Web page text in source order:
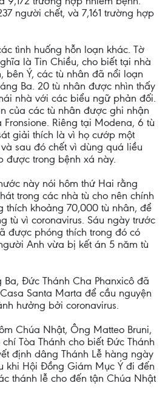
người chết, và 7,161 trường hợp
tình huống hỗn loạn khác. Tờ
là Tin Chiều, cho biết tại nhà
bên Ý, các tù nhân đã nổi loạn
Ba. 20 tù nhân được nhìn thấy
nhà với các biểu ngữ phản đối.
của các tù nhân được ghi nhận
Riêng tại Modena, 6 tù
giải thích là vì họ cướp một
sau đó chết vì dùng quá liều
được trong bệnh xá này.
này nói hôm thứ Hai rằng
trong các nhà tù cho nên chính
thích khoảng 70,000 tù nhân, để
tù vì coronavirus. Sáu ngày trước
được phóng thích trong đó có
Anh vừa bị kết án 5 năm tù
Đức Thánh Cha Phanxicô đã
Santa Marta để cầu nguyện
hưởng bởi coronavirus.
Chúa Nhật, Ông Matteo Bruni,
Tòa Thánh cho biết Đức Thánh
định dâng Thánh Lễ hàng ngày
khi Hội Đồng Giám Mục Ý đi đến
thánh lễ cho đến tận Chúa Nhật